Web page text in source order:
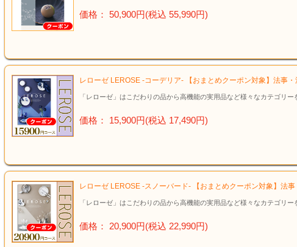
価格： 50,900円(税込 55,990円)
レローゼ LEROSE -コーデリア- 【おまとめクーポン対象】法事
「レローゼ」はこだわりの品から高機能の実用品など様々なカテゴリ
価格： 15,900円(税込 17,490円)
レローゼ LEROSE -スノーバード- 【おまとめクーポン対象】法
「レローゼ」はこだわりの品から高機能の実用品など様々なカテゴリ
価格： 20,900円(税込 22,990円)